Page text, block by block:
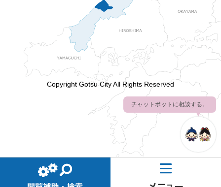
Copyright Gotsu City All Rights Reserved
チャットボットに相談する。